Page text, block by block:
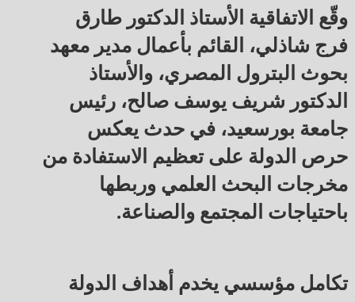
وقّع الاتفاقية الأستاذ الدكتور طارق
فرج شاذلي، القائم بأعمال مدير معهد
بحوث البترول المصري، والأستاذ
الدكتور شريف يوسف صالح، رئيس
جامعة بورسعيد، في حدث يعكس
حرص الدولة على تعظيم الاستفادة من
مخرجات البحث العلمي وربطها
باحتياجات المجتمع والصناعة.
تكامل مؤسسي يخدم أهداف الدولة